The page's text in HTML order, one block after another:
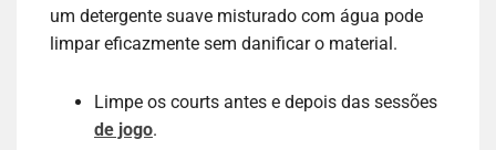
um detergente suave misturado com água pode
limpar eficazmente sem danificar o material.
Limpe os courts antes e depois das sessões
de jogo.